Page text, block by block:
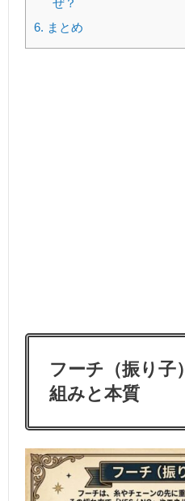
ぜ？
6. まとめ
フーチ（振り子
組みと本質